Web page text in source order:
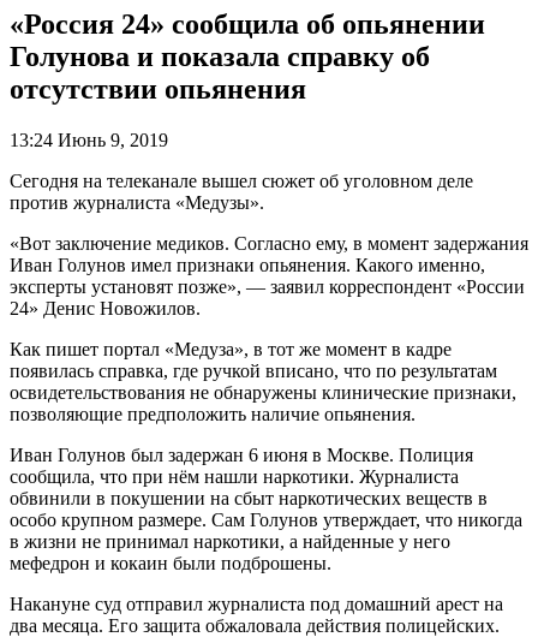
«Россия 24» сообщила об опьянении
Голунова и показала справку об
отсутствии опьянения
13:24 Июнь 9, 2019
Сегодня на телеканале вышел сюжет об уголовном деле
против журналиста «Медузы».
«Вот заключение медиков. Согласно ему, в момент задержания
Иван Голунов имел признаки опьянения. Какого именно,
эксперты установят позже», — заявил корреспондент «России
24» Денис Новожилов.
Как пишет портал «Медуза», в тот же момент в кадре
появилась справка, где ручкой вписано, что по результатам
освидетельствования не обнаружены клинические признаки,
позволяющие предположить наличие опьянения.
Иван Голунов был задержан 6 июня в Москве. Полиция
сообщила, что при нём нашли наркотики. Журналиста
обвинили в покушении на сбыт наркотических веществ в
особо крупном размере. Сам Голунов утверждает, что никогда
в жизни не принимал наркотики, а найденные у него
мефедрон и кокаин были подброшены.
Накануне суд отправил журналиста под домашний арест на
два месяца. Его защита обжаловала действия полицейских.